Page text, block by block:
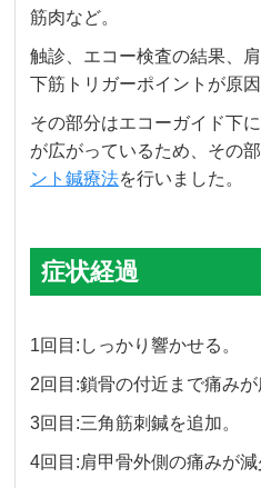
筋肉など。
触診、エコー検査の結果、
下筋トリガーポイントが原
その部分はエコーガイド下
が広がっているため、その
ント鍼療法を行いました。
症状経過
1回目:しっかり響かせる。
2回目:鎖骨の付近まで痛みが
3回目:三角筋刺鍼を追加。
4回目:肩甲骨外側の痛みが減